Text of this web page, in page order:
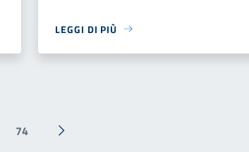
LEGGI DI PIÙ
74
Pagina successiva